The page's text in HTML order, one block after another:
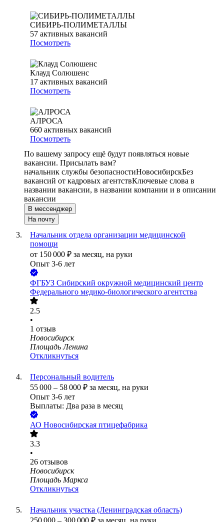
СИБИРЬ-ПОЛИМЕТАЛЛЫ
57 активных вакансий
Посмотреть
Клауд Солюшенс
17 активных вакансий
Посмотреть
АЛРОСА
660 активных вакансий
Посмотреть
По вашему запросу ещё будут появляться новые
вакансии. Присылать вам?
начальник службы безопасностиНовосибирскБез
вакансий от кадровых агентствКлючевые слова в
названии вакансии, в названии компании и в описании
вакансии
В мессенджер
На почту
Начальник отдела организации медицинской
помощи
от 150 000 ₽ за месяц, на руки
Опыт 3-6 лет
ФГБУЗ Сибирский окружной медицинский центр
Федерального медико-биологического агентства
2.5
•
1 отзыв
Новосибирск
Площадь Ленина
Откликнуться
Персональный водитель
55 000 – 58 000 ₽ за месяц, на руки
Опыт 3-6 лет
Выплаты: Два раза в месяц
АО Новосибирская птицефабрика
3.3
•
26 отзывов
Новосибирск
Площадь Маркса
Откликнуться
Начальник участка (Ленинградская область)